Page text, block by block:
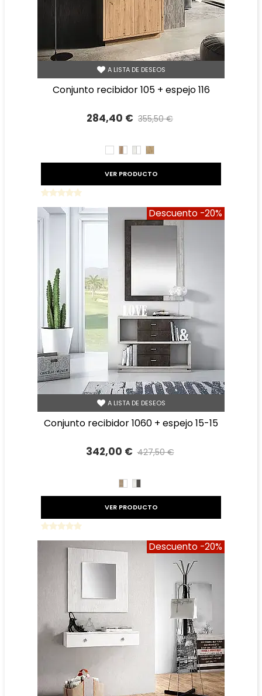
A LISTA DE DESEOS
conjunto recibidor 105 + espejo 116
284,40 € 355,50 €
BLANCO
ROBLE
TIBETROBLE
VER PRODUCTO
Descuento -20%
A LISTA DE DESEOS
conjunto recibidor 1060 + espejo 15-15
342,00 € 427,50 €
CAMBRIAN/BLANCO
TIBET
VER PRODUCTO
Descuento -20%